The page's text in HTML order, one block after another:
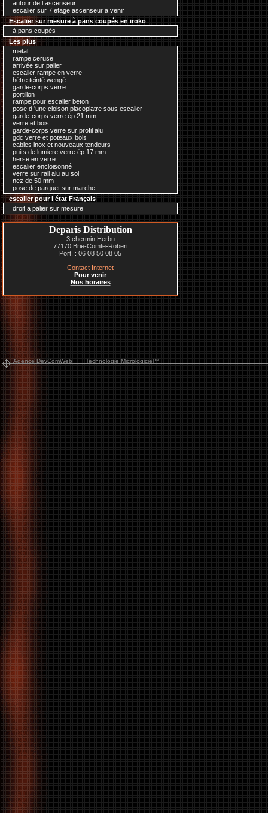
autour de l ascenseur
escalier sur 7 etage ascenseur a venir
Escalier sur mesure à pans coupés en iroko
à pans coupés
Les plus
metal
rampe ceruse
arrivée sur palier
escalier rampe en verre
hêtre teinté wengé
garde-corps verre
portillon
rampe pour escalier beton
pose d 'une cloison placoplatre sous escalier
garde-corps verre ép 21 mm
verre et bois
garde-corps verre sur profil alu
gdc verre et poteaux bois
cables inox et nouveaux tendeurs
puits de lumiere verre ép 17 mm
herse en verre
escalier encloisonné
verre sur rail alu au sol
nez de 50 mm
pose de parquet sur marche
escalier pour l état Français
droit a palier sur mesure
Deparis Distribution
3 chermin Herbu
77170 Brie-Comte-Robert
Port. : 06 08 50 08 05
Contact Internet
Pour venir
Nos horaires
Agence DevComWeb-Technologie Micrologiciel™